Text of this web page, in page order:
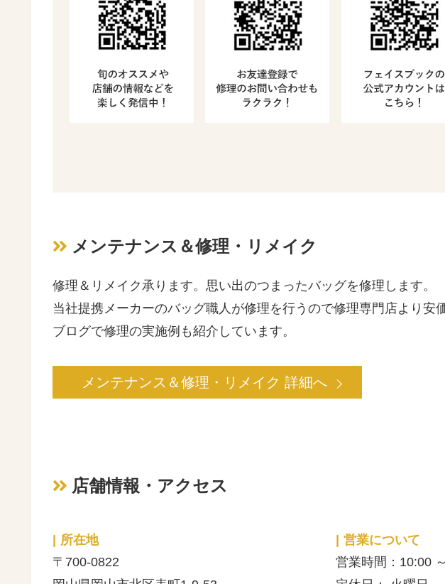
メンテナンス＆修理・リメイク
修理＆リメイク承ります。思い出のつまったバッグを修理します。
当社提携メーカーのバッグ職人が修理を行うので修理専門店より安
ブログで修理の実施例も紹介しています。
メンテナンス＆修理・リメイク 詳細へ
店舗情報・アクセス
所在地
〒700-0822
営業について
営業時間：10:00